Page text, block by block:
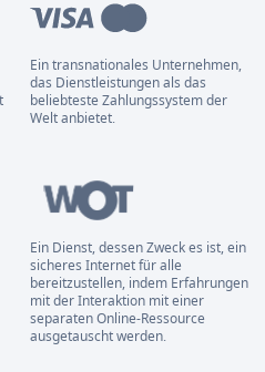
Ein transnationales Unternehmen,
das Dienstleistungen als das
beliebteste Zahlungssystem der
Welt anbietet.
Ein Dienst, dessen Zweck es ist, ein
sicheres Internet für alle
bereitzustellen, indem Erfahrungen
mit der Interaktion mit einer
separaten Online-Ressource
ausgetauscht werden.